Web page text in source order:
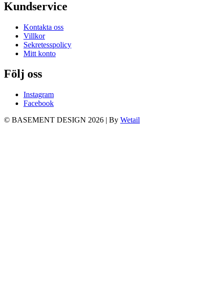
Kundservice
Kontakta oss
Villkor
Sekretesspolicy
Mitt konto
Följ oss
Instagram
Facebook
© BASEMENT DESIGN 2026 | By Wetail